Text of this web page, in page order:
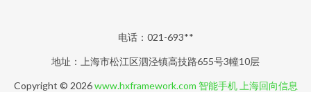
电话：021-693**
地址：上海市松江区泗泾镇高技路655号3幢10层
Copyright © 2026www.hxframework.com 智能手机 上海回向信息